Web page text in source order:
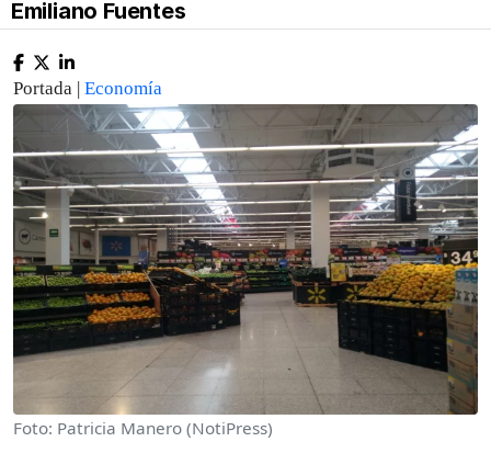
Emiliano Fuentes
Portada | Economía
Foto: Patricia Manero (NotiPress)